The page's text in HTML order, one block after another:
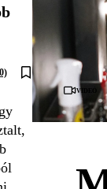
Videó